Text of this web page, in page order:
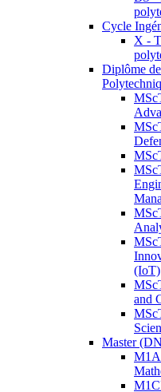
Cycle
X -
Diplôme
(IoT)
and
Master